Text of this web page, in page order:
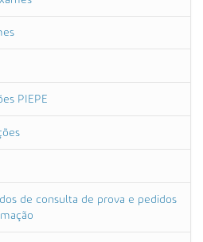
PIEPE
de consulta de prova e pedidos